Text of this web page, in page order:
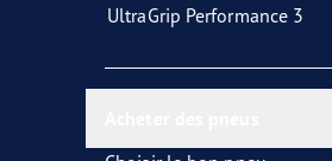
UltraGrip Performance 3